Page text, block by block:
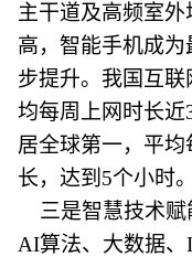
主干道及高频室
高，智能手机成
步提升。我国互
均每周上网时长
居全球第一，平
长，达到5个小时。
三是智慧技术赋
AI算法、大数据